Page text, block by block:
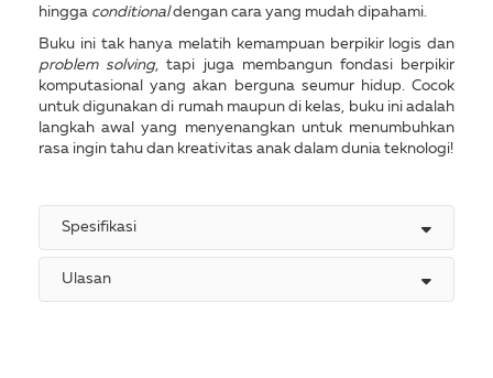
hingga conditionaldengan cara yang mudah dipahami.
Buku ini tak hanya melatih kemampuan berpikir logis dan
problem solving, tapi juga membangun fondasi berpikir
komputasional yang akan berguna seumur hidup. Cocok
untuk digunakan di rumah maupun di kelas, buku ini adalah
langkah awal yang menyenangkan untuk menumbuhkan
rasa ingin tahu dan kreativitas anak dalam dunia teknologi!
Spesifikasi
Ulasan